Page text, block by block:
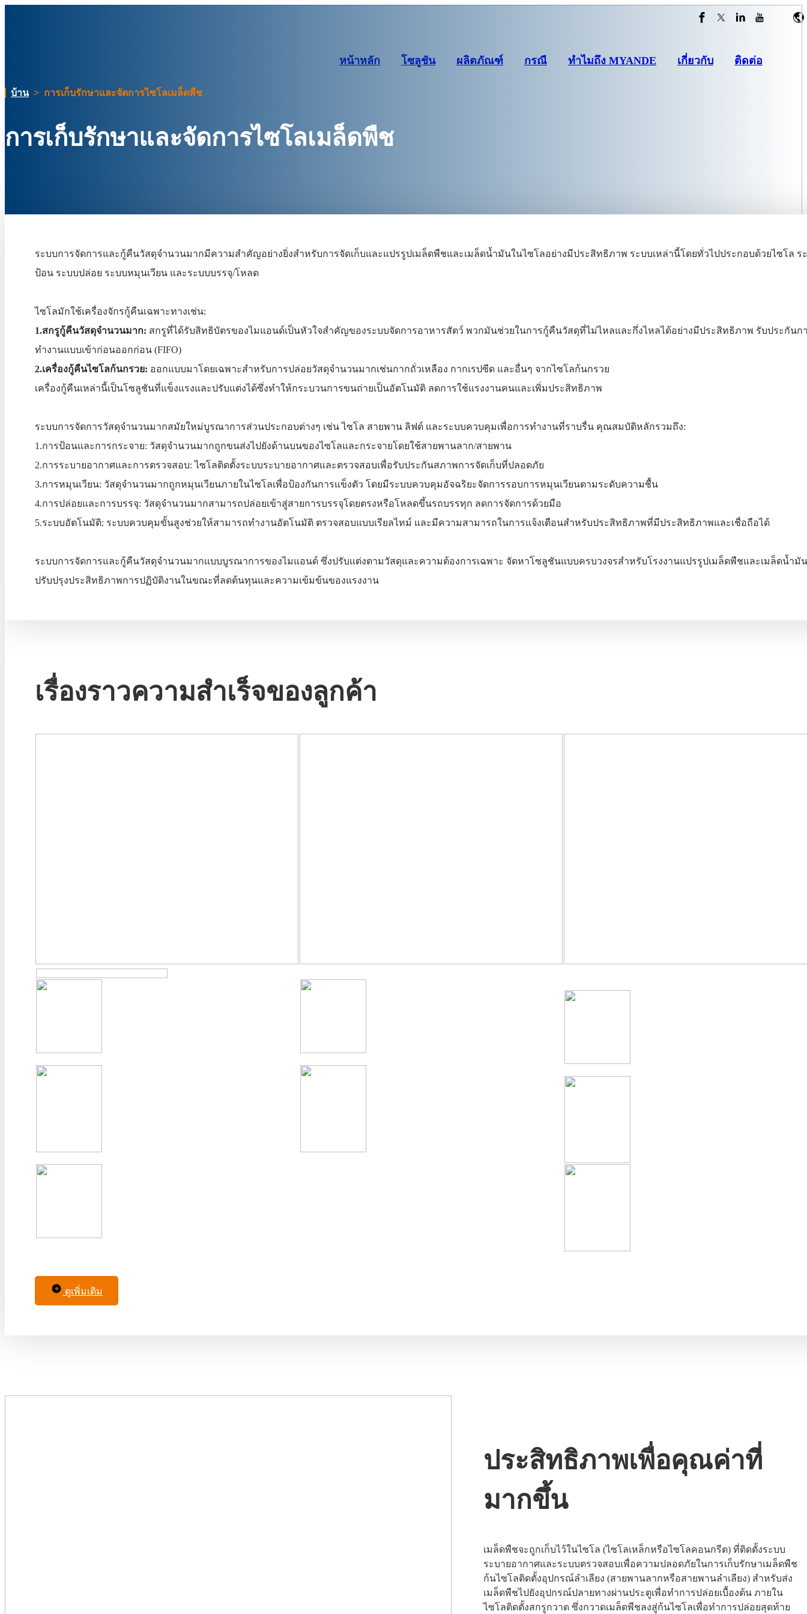
หน้าหลัก โซลูชัน ผลิตภัณฑ์ กรณี ทำไมถึง MYANDE เกี่ยวกับ ติดต่อ
บ้าน> การเก็บรักษาและจัดการไซโลเมล็ดพืช
การเก็บรักษาและจัดการไซโลเมล็ดพืช
ระบบการจัดการและกู้คืนวัสดุจำนวนมากมีความสำคัญอย่างยิ่งสำหรับการจัดเก็บและแปรรูปเมล็ดพืชและเมล็ดน้ำมันในไซโลอย่างมีประสิทธิภาพ ระบบเหล่านี้โดยทั่วไปประกอบด้วยไซโล ร
ป้อน ระบบปล่อย ระบบหมุนเวียน และระบบบรรจุ/โหลด
ไซโลมักใช้เครื่องจักรกู้คืนเฉพาะทางเช่น:
1.สกรูกู้คืนวัสดุจำนวนมาก: สกรูที่ได้รับสิทธิบัตรของไมแอนด์เป็นหัวใจสำคัญของระบบจัดการอาหารสัตว์ พวกมันช่วยในการกู้คืนวัสดุที่ไม่ไหลและกึ่งไหลได้อย่างมีประสิทธิภาพ รับประกันก
ทำงานแบบเข้าก่อนออกก่อน (FIFO)
2.เครื่องกู้คืนไซโลก้นกรวย: ออกแบบมาโดยเฉพาะสำหรับการปล่อยวัสดุจำนวนมากเช่นกากถั่วเหลือง กากเรปซีด และอื่นๆ จากไซโลก้นกรวย
เครื่องกู้คืนเหล่านี้เป็นโซลูชันที่แข็งแรงและปรับแต่งได้ซึ่งทำให้กระบวนการขนถ่ายเป็นอัตโนมัติ ลดการใช้แรงงานคนและเพิ่มประสิทธิภาพ
ระบบการจัดการวัสดุจำนวนมากสมัยใหม่บูรณาการส่วนประกอบต่างๆ เช่น ไซโล สายพาน ลิฟต์ และระบบควบคุมเพื่อการทำงานที่ราบรื่น คุณสมบัติหลักรวมถึง:
1.การป้อนและการกระจาย: วัสดุจำนวนมากถูกขนส่งไปยังด้านบนของไซโลและกระจายโดยใช้สายพานลาก/สายพาน
2.การระบายอากาศและการตรวจสอบ: ไซโลติดตั้งระบบระบายอากาศและตรวจสอบเพื่อรับประกันสภาพการจัดเก็บที่ปลอดภัย
3.การหมุนเวียน: วัสดุจำนวนมากถูกหมุนเวียนภายในไซโลเพื่อป้องกันการแข็งตัว โดยมีระบบควบคุมอัจฉริยะจัดการรอบการหมุนเวียนตามระดับความชื้น
4.การปล่อยและการบรรจุ: วัสดุจำนวนมากสามารถปล่อยเข้าสู่สายการบรรจุโดยตรงหรือโหลดขึ้นรถบรรทุก ลดการจัดการด้วยมือ
5.ระบบอัตโนมัติ: ระบบควบคุมขั้นสูงช่วยให้สามารถทำงานอัตโนมัติ ตรวจสอบแบบเรียลไทม์ และมีความสามารถในการแจ้งเตือนสำหรับประสิทธิภาพที่มีประสิทธิภาพและเชื่อถือได้
ระบบการจัดการและกู้คืนวัสดุจำนวนมากแบบบูรณาการของไมแอนด์ ซึ่งปรับแต่งตามวัสดุและความต้องการเฉพาะ จัดหาโซลูชันแบบครบวงจรสำหรับโรงงานแปรรูปเมล็ดพืชและเมล็ดน้ำมัน
ปรับปรุงประสิทธิภาพการปฏิบัติงานในขณะที่ลดต้นทุนและความเข้มข้นของแรงงาน
เรื่องราวความสำเร็จของลูกค้า
ดูเพิ่มเติม
ประสิทธิภาพเพื่อคุณค่าที่
มากขึ้น
เมล็ดพืชจะถูกเก็บไว้ในไซโล (ไซโลเหล็กหรือไซโลคอนกรีต) ที่ติดตั้งระบบ
ระบายอากาศและระบบตรวจสอบเพื่อความปลอดภัยในการเก็บรักษาเมล็ดพืช
ก้นไซโลติดตั้งอุปกรณ์ลำเลียง (สายพานลากหรือสายพานลำเลียง) สำหรับส่ง
เมล็ดพืชไปยังอุปกรณ์ปลายทางผ่านประตูเพื่อทำการปล่อยเบื้องต้น ภายใน
ไซโลติดตั้งสกรูกวาด ซึ่งกวาดเมล็ดพืชลงสู่ก้นไซโลเพื่อทำการปล่อยสุดท้าย